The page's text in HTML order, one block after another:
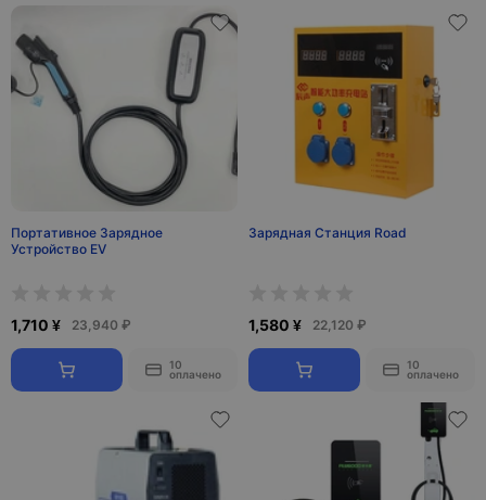
Портативное Зарядное
Устройство EV
1,710 ¥ 23,940 ₽
10
оплачено
Зарядная Станция Road
1,580 ¥ 22,120 ₽
10
оплачено